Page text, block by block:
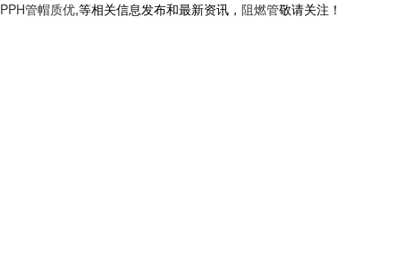
PPH管帽质优,等相关信息发布和最新资讯， 阻燃管敬请关注！